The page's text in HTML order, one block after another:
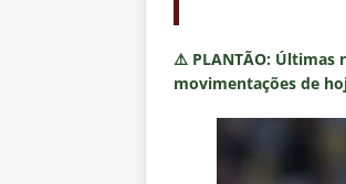
⚠️ PLANTÃO: Últimas
movimentações de